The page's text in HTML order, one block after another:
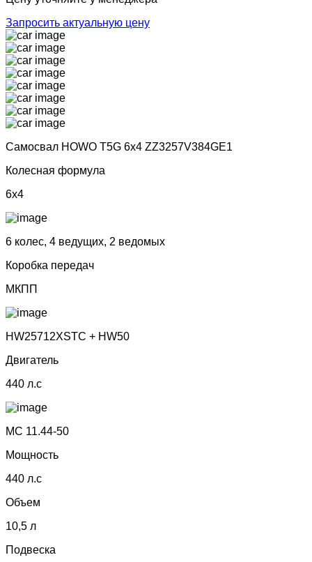
Запросить актуальную цену
Самосвал HOWO T5G 6x4 ZZ3257V384GE1
Колесная формула
6x4
6 колес, 4 ведущих, 2 ведомых
Коробка передач
МКПП
HW25712XSTC + HW50
Двигатель
440 л.с
МС 11.44-50
Мощность
440 л.с
Объем
10,5 л
Подвеска